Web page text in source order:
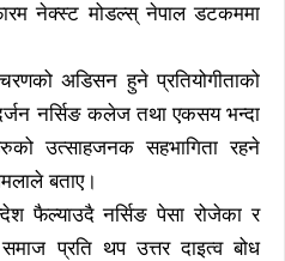
नेक्स्ट मोडल्स् नेपाल डटकममा
अडिसन हुने प्रतियोगीताको
नर्सिङ कलेज तथा एकसय भन्दा
उत्साहजनक सहभागिता रहने
बताए।
फैल्याउदै नर्सिङ पेसा रोजेका र
प्रति थप उत्तर दाइत्व बोध